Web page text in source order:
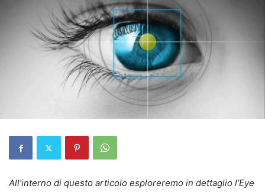
All’interno di questo articolo esploreremo in dettaglio l’Eye